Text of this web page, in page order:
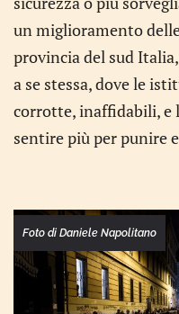
un miglioramento
provincia del sud
a se stessa, dove le
corrotte, inaffidabili, e
sentire più per punire
Foto di Daniele Napolitano